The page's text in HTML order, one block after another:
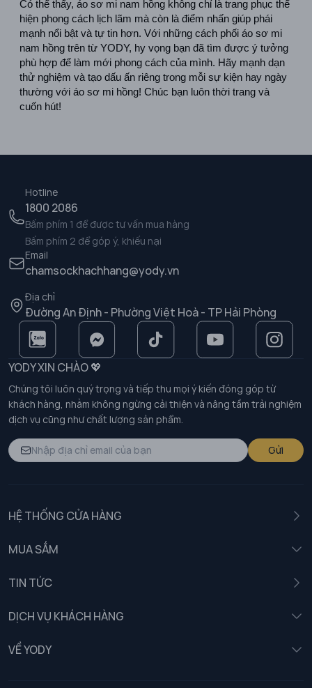
Có thể thấy, áo sơ mi nam hồng không chỉ là trang phục thể
hiện phong cách lịch lãm mà còn là điểm nhấn giúp phái
mạnh nổi bật và tự tin hơn. Với những cách phối áo sơ mi
nam hồng trên từ YODY, hy vọng bạn đã tìm được ý tưởng
phù hợp để làm mới phong cách của mình. Hãy mạnh dạn
thử nghiệm và tạo dấu ấn riêng trong mỗi sự kiện hay ngày
thường với áo sơ mi hồng! Chúc bạn luôn thời trang và
cuốn hút!
Hotline
1800 2086
Bấm phím 1 để được tư vấn mua hàng
Bấm phím 2 để góp ý, khiếu nại
Email
chamsockhachhang@yody.vn
Địa chỉ
Đường An Định - Phường Việt Hoà - TP Hải Phòng
YODY XIN CHÀO 💖
Chúng tôi luôn quý trọng và tiếp thu mọi ý kiến đóng góp từ
khách hàng, nhằm không ngừng cải thiện và nâng tầm trải nghiệm
dịch vụ cũng như chất lượng sản phẩm.
Gửi
HỆ THỐNG CỬA HÀNG
MUA SẮM
TIN TỨC
DỊCH VỤ KHÁCH HÀNG
Chính sách khách hàng thân thiết
VỀ YODY